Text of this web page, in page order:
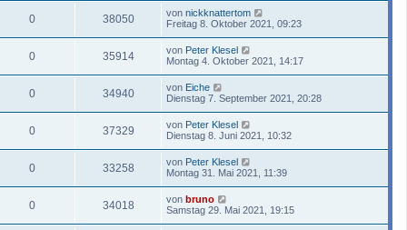
0 38050 von nickknattertom
Freitag 8. Oktober 2021, 09:23
0 35914 von Peter Klesel
Montag 4. Oktober 2021, 14:17
0 34940 von Eiche
Dienstag 7. September 2021, 20:28
0 37329 von Peter Klesel
Dienstag 8. Juni 2021, 10:32
0 33258 von Peter Klesel
Montag 31. Mai 2021, 11:39
0 34018 von bruno
Samstag 29. Mai 2021, 19:15